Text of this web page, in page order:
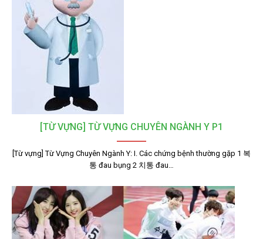
[TỪ VỰNG] TỪ VỰNG CHUYÊN NGÀNH Y P1
[Từ vựng] Từ Vựng Chuyên Ngành Y: I. Các chứng bệnh thường gặp 1 복
통 đau bụng 2 치통 đau…